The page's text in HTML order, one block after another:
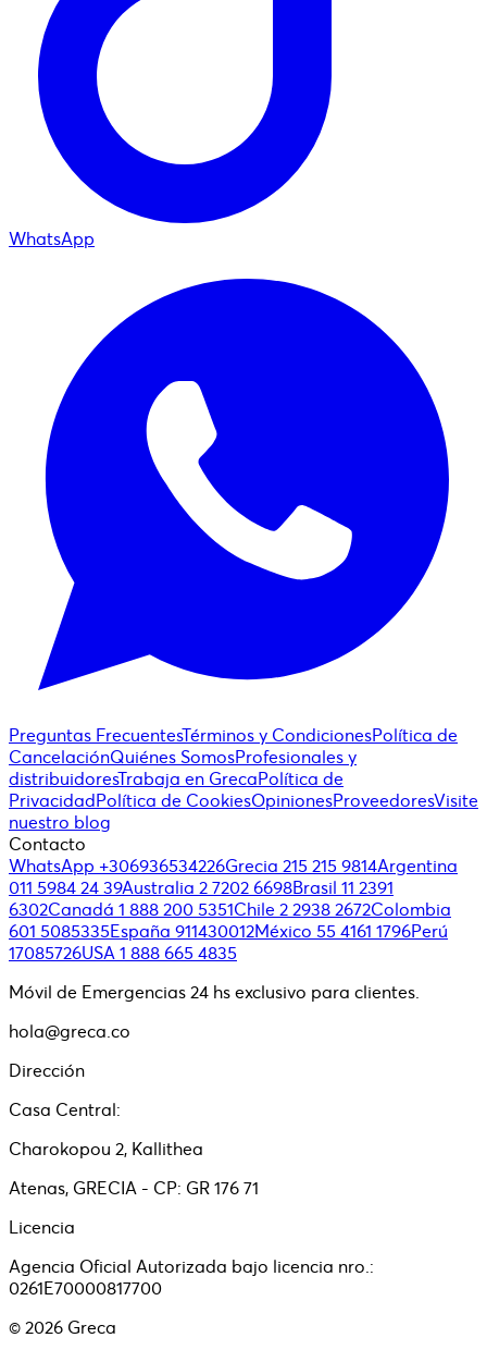
WhatsApp
Preguntas FrecuentesTérminos y CondicionesPolítica de
CancelaciónQuiénes SomosProfesionales y
distribuidoresTrabaja en GrecaPolítica de
PrivacidadPolítica de CookiesOpinionesProveedoresVisite
nuestro blog
Contacto
WhatsApp +306936534226Grecia 215 215 9814Argentina
011 5984 24 39Australia 2 7202 6698Brasil 11 2391
6302Canadá 1 888 200 5351Chile 2 2938 2672Colombia
601 5085335España 911430012México 55 4161 1796Perú
17085726USA 1 888 665 4835
Móvil de Emergencias 24 hs exclusivo para clientes.
hola@greca.co
Dirección
Casa Central:
Charokopou 2, Kallithea
Atenas, GRECIA - CP: GR 176 71
Licencia
Agencia Oficial Autorizada bajo licencia nro.:
0261E70000817700
© 2026 Greca